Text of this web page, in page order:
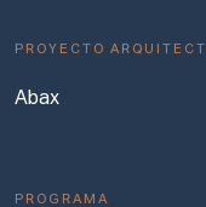
PROYECTO
Abax
PROGRAMA